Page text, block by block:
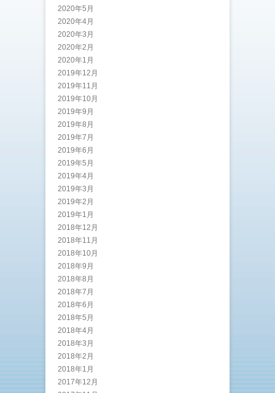
2020年5月
2020年4月
2020年3月
2020年2月
2020年1月
2019年12月
2019年11月
2019年10月
2019年9月
2019年8月
2019年7月
2019年6月
2019年5月
2019年4月
2019年3月
2019年2月
2019年1月
2018年12月
2018年11月
2018年10月
2018年9月
2018年8月
2018年7月
2018年6月
2018年5月
2018年4月
2018年3月
2018年2月
2018年1月
2017年12月